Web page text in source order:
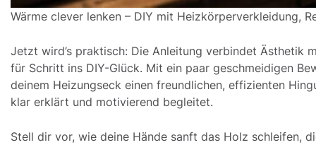
Wärme clever lenken – DIY mit Heizkörperverkleidung,
Jetzt wird’s praktisch: Die Anleitung verbindet Ästhetik
für Schritt ins DIY-Glück. Mit ein paar geschmeidigen
deinem Heizungseck einen freundlichen, effizienten
klar erklärt und motivierend begleitet.
Stell dir vor, wie deine Hände sanft das Holz schleifen,